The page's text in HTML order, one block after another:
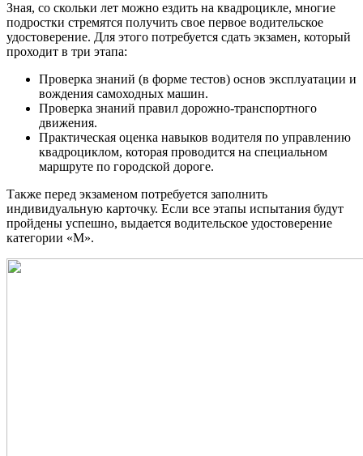
Зная, со скольки лет можно ездить на квадроцикле, многие
подростки стремятся получить свое первое водительское
удостоверение. Для этого потребуется сдать экзамен, который
проходит в три этапа:
Проверка знаний (в форме тестов) основ эксплуатации и
вождения самоходных машин.
Проверка знаний правил дорожно-транспортного
движения.
Практическая оценка навыков водителя по управлению
квадроциклом, которая проводится на специальном
маршруте по городской дороге.
Также перед экзаменом потребуется заполнить
индивидуальную карточку. Если все этапы испытания будут
пройдены успешно, выдается водительское удостоверение
категории «М».